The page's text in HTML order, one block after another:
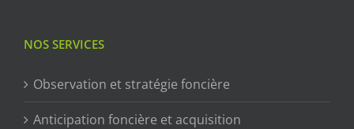
NOS SERVICES
Observation et stratégie foncière
Anticipation foncière et acquisition